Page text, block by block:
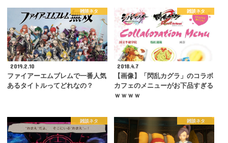
雑談ネタ
2019.2.10
ファイアーエムブレムで一番人気
あるタイトルってどれなの？
雑談ネタ
2018.4.7
【画像】「閃乱カグラ」のコラボ
カフェのメニューがお下品すぎる
ｗｗｗｗ
雑談ネタ 雑談ネタ